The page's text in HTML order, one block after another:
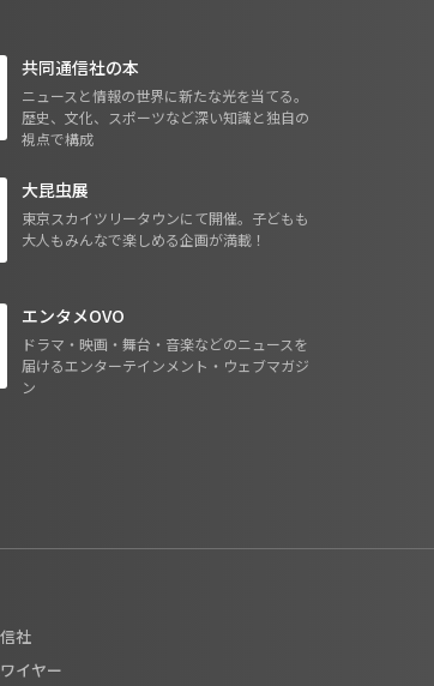
共同通信社の本
ニュースと情報の世界に新たな光を当てる。
歴史、文化、スポーツなど深い知識と独自の
視点で構成
大昆虫展
東京スカイツリータウンにて開催。子どもも
大人もみんなで楽しめる企画が満載！
エンタメOVO
ドラマ・映画・舞台・音楽などのニュースを
届けるエンターテインメント・ウェブマガジ
ン
社
イヤー